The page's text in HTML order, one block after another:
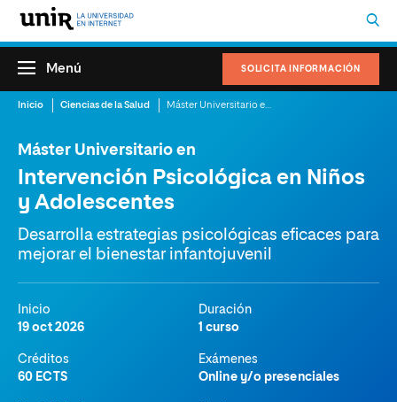
SOLICITA INFORMACIÓN
Menú
Inicio Ciencias de la Salud
Máster Universitario en
Intervención Psicológica en Niños
y Adolescentes
Desarrolla estrategias psicológicas eficaces para
mejorar el bienestar infantojuvenil
Inicio
19 oct 2026
Duración
1 curso
Créditos
60 ECTS
Exámenes
Online y/o presenciales